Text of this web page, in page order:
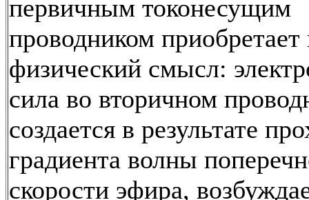
первичным токонесущим
проводником приобретает
физический смысл:
сила во вторичном
создается в результате
градиента волны
скорости эфира,